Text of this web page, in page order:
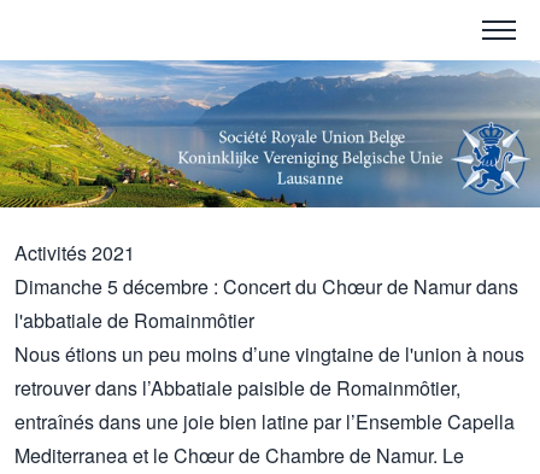
Activités 2021
Dimanche 5 décembre : Concert du Chœur de Namur dans
l'abbatiale de Romainmôtier
Nous étions un peu moins d’une vingtaine de l'union à nous
retrouver dans l’Abbatiale paisible de Romainmôtier,
entraînés dans une joie bien latine par l’Ensemble Capella
Mediterranea et le Chœur de Chambre de Namur. Le